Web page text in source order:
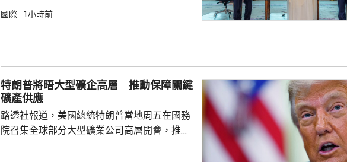
任何一國遭受武裝攻擊，都會被視為對三國的
禦性質，僅承諾為防禦目的提供相互支持，不
針對任何國家、組織或個人，亦向其他區...
國際 1小時前
特朗普將晤大型礦企高層 推動保障關鍵
礦產供應
路透社報道，美國總統特朗普當地周五在國務
院召集全球部分大型礦業公司高層開會，推動